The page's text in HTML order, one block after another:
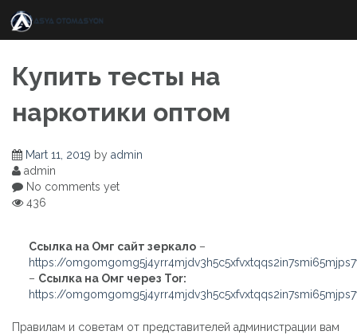
content
Купить тесты на
наркотики оптом
Mart 11, 2019 by admin
admin
No comments yet
436
Ссылка на Омг сайт зеркало –
https://
– Ссылка на Омг через Tor:
https://
Правилам и советам от представителей администрации вам